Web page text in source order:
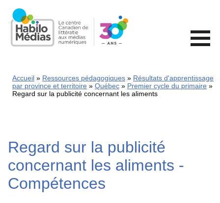
main
content
Accueil Ressources pédagogiques
Résultats d'apprentissage
par province et territoire
Québec
Premier cycle du primaire
Regard sur la publicité concernant les aliments
Regard sur la publicité
concernant les aliments -
Compétences